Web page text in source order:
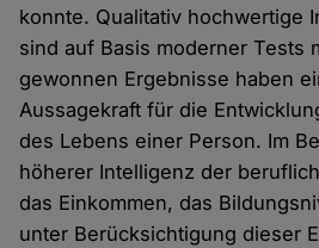
konnte. Qualitativ hochwertige
sind auf Basis moderner Tests
gewonnen Ergebnisse haben
Aussagekraft für die
des Lebens einer Person. Im
höherer Intelligenz der
das Einkommen, das
unter Berücksichtigung dieser